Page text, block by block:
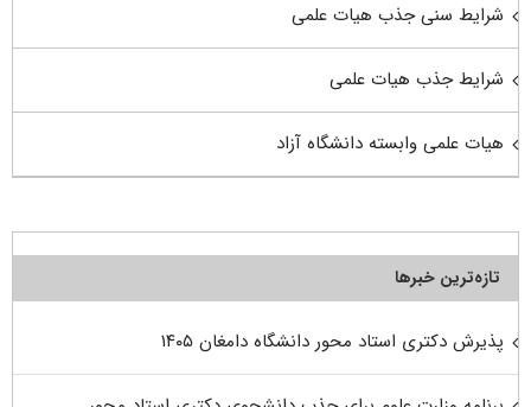
شرایط سنی جذب هیات علمی
شرایط جذب هیات علمی
هیات علمی وابسته دانشگاه آزاد
تازه‌ترین خبرها
پذیرش دکتری استاد محور دانشگاه دامغان ۱۴۰۵